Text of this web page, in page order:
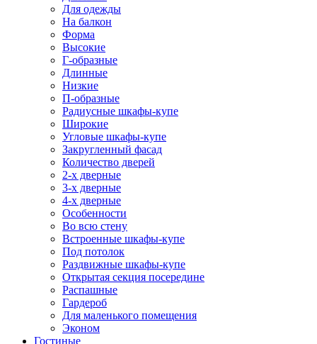
Для одежды
На балкон
Форма
Высокие
Г-образные
Длинные
Низкие
П-образные
Радиусные шкафы-купе
Широкие
Угловые шкафы-купе
Закругленный фасад
Количество дверей
2-х дверные
3-х дверные
4-х дверные
Особенности
Во всю стену
Встроенные шкафы-купе
Под потолок
Раздвижные шкафы-купе
Открытая секция посередине
Распашные
Гардероб
Для маленького помещения
Эконом
Гостиные